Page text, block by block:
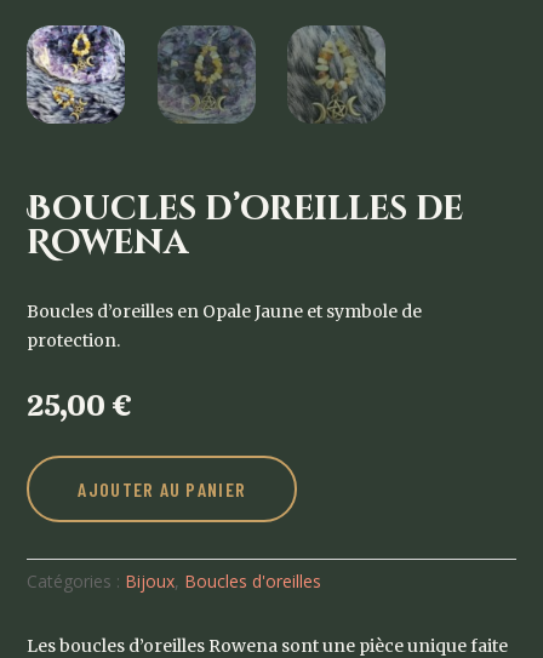
Boucles d’oreilles de
Rowena
Boucles d’oreilles en Opale Jaune et symbole de
protection.
25,00 €
AJOUTER AU PANIER
Catégories : Bijoux, Boucles d'oreilles
Les boucles d’oreilles Rowena sont une pièce unique faite